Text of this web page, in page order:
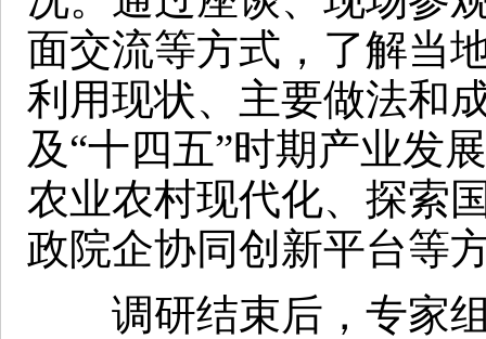
面交流等方式，了解当
利用现状、主要做法和
及“十四五”时期产业发
农业农村现代化、探索
政院企协同创新平台等
调研结束后，专家组